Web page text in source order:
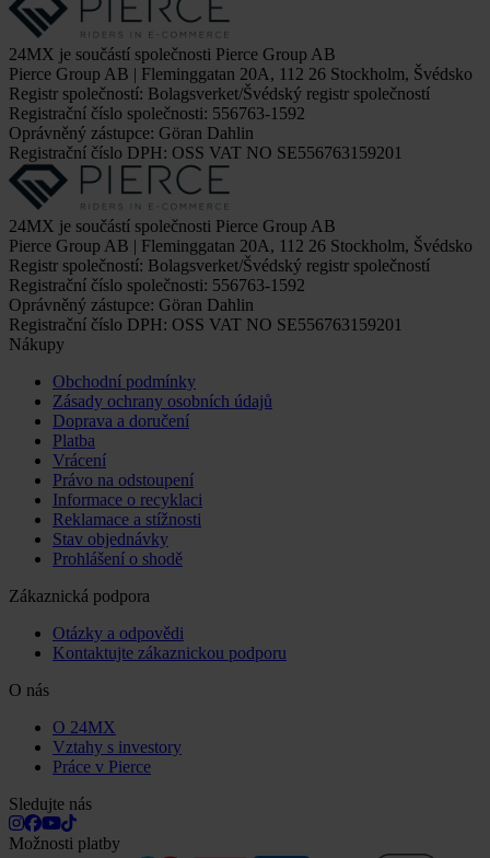
24MX je součástí společnosti Pierce Group AB
Pierce Group AB | Fleminggatan 20A, 112 26 Stockholm, Švédsko
Registr společností: Bolagsverket/Švédský registr společností
Registrační číslo společnosti: 556763-1592
Oprávněný zástupce: Göran Dahlin
Registrační číslo DPH: OSS VAT NO SE556763159201
24MX je součástí společnosti Pierce Group AB
Pierce Group AB | Fleminggatan 20A, 112 26 Stockholm, Švédsko
Registr společností: Bolagsverket/Švédský registr společností
Registrační číslo společnosti: 556763-1592
Oprávněný zástupce: Göran Dahlin
Registrační číslo DPH: OSS VAT NO SE556763159201
Nákupy
Obchodní podmínky
Zásady ochrany osobních údajů
Doprava a doručení
Platba
Vrácení
Právo na odstoupení
Informace o recyklaci
Reklamace a stížnosti
Stav objednávky
Prohlášení o shodě
Zákaznická podpora
Otázky a odpovědi
Kontaktujte zákaznickou podporu
O nás
O 24MX
Vztahy s investory
Práce v Pierce
Sledujte nás
Možnosti platby